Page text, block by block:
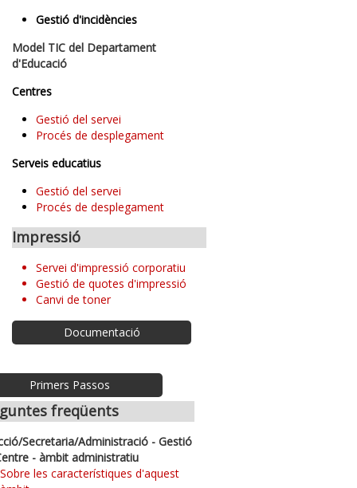
Gestió d'incidències
Model TIC del Departament
d'Educació
Centres
Gestió del servei
Procés de desplegament
Serveis educatius
Gestió del servei
Procés de desplegament
Impressió
Servei d'impressió corporatiu
Gestió de quotes d'impressió
Canvi de toner
Documentació
Primers Passos
freqüents
Secretaria/Administració - Gestió
- àmbit administratiu
Sobre les característiques d'aquest